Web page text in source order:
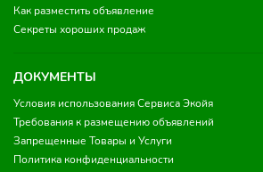
Как разместить объявление
Секреты хороших продаж
ДОКУМЕНТЫ
Условия использования Сервиса Экойя
Требования к размещению объявлений
Запрещенные Товары и Услуги
Политика конфиденциальности